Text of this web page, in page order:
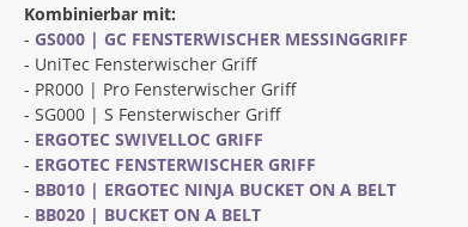
Kombinierbar mit:
- GS000 | GC FENSTERWISCHER MESSINGGRIFF
- UniTec Fensterwischer Griff
- PR000 | Pro Fensterwischer Griff
- SG000 | S Fensterwischer Griff
- ERGOTEC SWIVELLOC GRIFF
- ERGOTEC FENSTERWISCHER GRIFF
- BB010 | ERGOTEC NINJA BUCKET ON A BELT
- BB020 | BUCKET ON A BELT